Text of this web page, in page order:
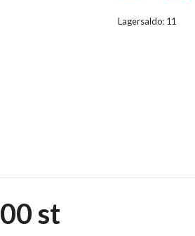
Lagersaldo: 11
st